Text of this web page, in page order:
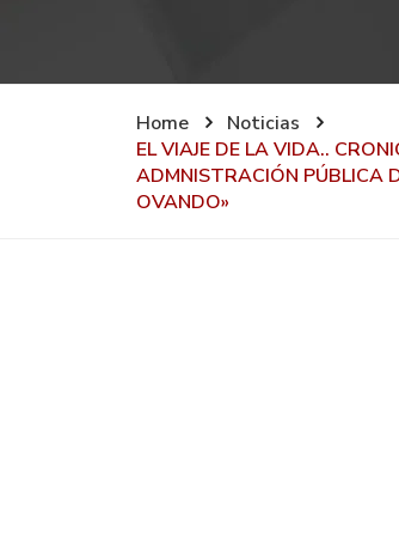
Home
Noticias
EL VIAJE DE LA VIDA..
ADMNISTRACIÓN PÚBLICA
OVANDO»